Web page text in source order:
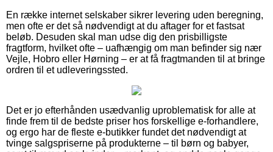
En række internet selskaber sikrer levering uden beregning,
men ofte er det så nødvendigt at du aftager for et fastsat
beløb. Desuden skal man udse dig den prisbilligste
fragtform, hvilket ofte – uafhængig om man befinder sig nær
Vejle, Hobro eller Hørning – er at få fragtmanden til at bringe
ordren til et udleveringssted.
Det er jo efterhånden usædvanlig uproblematisk for alle at
finde frem til de bedste priser hos forskellige e-forhandlere,
og ergo har de fleste e-butikker fundet det nødvendigt at
tvinge salgspriserne på produkterne – til børn og babyer,